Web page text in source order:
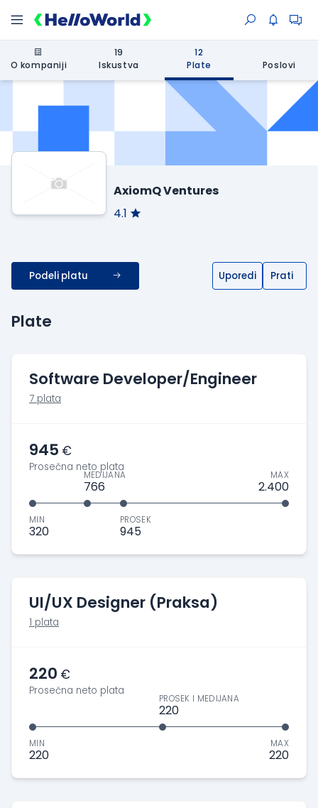
O kompaniji
19
Iskustva
12
Plate
Poslovi
AxiomQ Ventures
4.1
Podeli platu Uporedi Prati
Plate
Software Developer/Engineer
7 plata
945 €
Prosečna neto plata
MIN
320
MEDIJANA
766
PROSEK
945
MAX
2.400
UI/UX Designer (Praksa)
1 plata
220 €
Prosečna neto plata
MIN
220
PROSEK I MEDIJANA
220
MAX
220